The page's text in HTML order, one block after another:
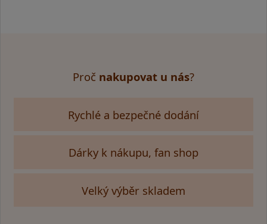
Proč nakupovat u nás?
Rychlé a bezpečné dodání
Dárky k nákupu, fan shop
Velký výběr skladem